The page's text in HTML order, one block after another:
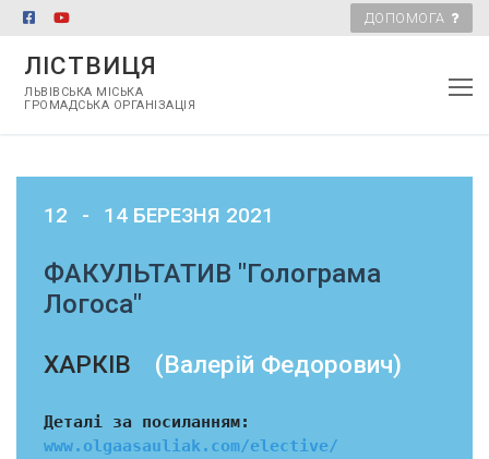
ДОПОМОГА
ЛІСТВИЦЯ
ЛЬВІВСЬКА МІСЬКА
ГРОМАДСЬКА ОРГАНІЗАЦІЯ
12 - 14 БЕРЕЗНЯ 2021
ФАКУЛЬТАТИВ "Голограма
Логоса"
ХАРКІВ (Валерій Федорович)
Деталі за посиланням:
www.olgaasauliak.com/elective/